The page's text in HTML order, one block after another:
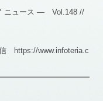
ニュース — Vol.148 //
www.infoteria.c